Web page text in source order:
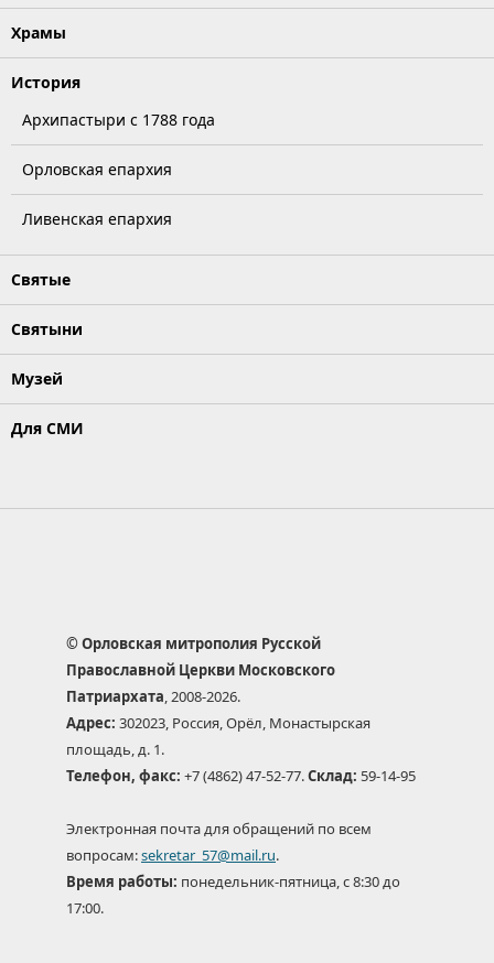
Храмы
История
Архипастыри с 1788 года
Орловская епархия
Ливенская епархия
Святые
Святыни
Музей
Для СМИ
© Орловская митрополия Русской
Православной Церкви Московского
Патриархата, 2008-2026.
Адрес: 302023, Россия, Орёл, Монастырская
площадь, д. 1.
Телефон, факс: +7 (4862) 47-52-77.Склад: 59-14-95
Электронная почта для обращений по всем
вопросам:sekretar_57@mail.ru.
Время работы: понедельник-пятница, с 8:30 до
17:00.